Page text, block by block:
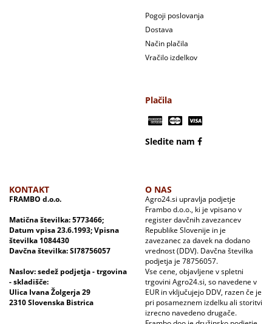
Pogoji poslovanja
Dostava
Način plačila
Vračilo izdelkov
Plačila
Sledite nam
KONTAKT
FRAMBO d.o.o.
Matična številka: 5773466;
Datum vpisa 23.6.1993; Vpisna
številka 1084430
Davčna številka: SI78756057
Naslov: sedež podjetja - trgovina
- skladišče:
Ulica Ivana Žolgerja 29
2310 Slovenska Bistrica
O NAS
Agro24.si upravlja podjetje
Frambo d.o.o., ki je vpisano v
register davčnih zavezancev
Republike Slovenije in je
zavezanec za davek na dodano
vrednost (DDV). Davčna številka
podjetja je 78756057.
Vse cene, objavljene v spletni
trgovini Agro24.si, so navedene v
EUR in vključujejo DDV, razen če je
pri posameznem izdelku ali storitvi
izrecno navedeno drugače.